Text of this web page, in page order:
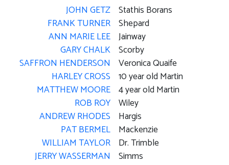
JOHN GETZ
FRANK TURNER
ANN MARIE LEE
GARY CHALK
SAFFRON HENDERSON
HARLEY CROSS
MATTHEW MOORE
ROB ROY
ANDREW RHODES
PAT BERMEL
WILLIAM TAYLOR
JERRY WASSERMAN
Stathis Borans
Shepard
Jainway
Scorby
Veronica Quaife
10 year old Martin
4 year old Martin
Wiley
Hargis
Mackenzie
Dr. Trimble
Simms